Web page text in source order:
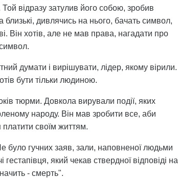
відразу затулив його собою, зробив
близькі, дивлячись на нього, бачать символ,
Він хотів, але не мав права, нагадати про
думати і вирішувати, лідер, якому вірили.
бути тільки людиною.
тюрми. Довкола вирували події, яких
народу. Він мав зробити все, аби
своїм життям.
було гучних заяв, зали, наповненої людьми
який чекав ствердної відповіді на
- смерть".